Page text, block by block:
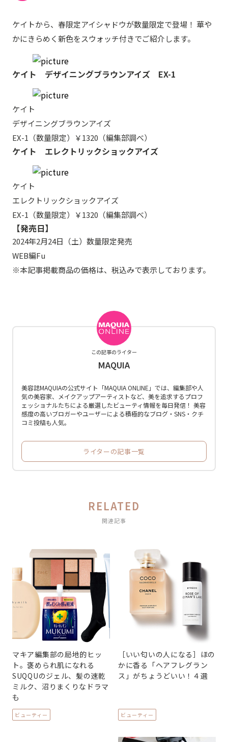
ケイトから、春限定アイシャドウが数量限定で登場！ 華や
かにきらめく新色をスウォッチ付きでご紹介します。
ケイト デザイニングブラウンアイズ EX-1
ケイト
デザイニングブラウンアイズ
EX-1（数量限定）￥1320（編集部調べ）
ケイト エレクトリックショックアイズ
ケイト
エレクトリックショックアイズ
EX-1（数量限定）￥1320（編集部調べ）
【発売日】
2024年2月24日（土）数量限定発売
WEB編Fu
※本記事掲載商品の価格は、税込みで表示しております。
この記事のライター
MAQUIA
美容誌MAQUIAの公式サイト「MAQUIA ONLINE」では、編集部や人
気の美容家、メイクアップアーティストなど、美を追求するプロフ
ェッショナルたちによる厳選したビューティ情報を毎日発信！ 美容
感度の高いブロガーやユーザーによる積極的なブログ・SNS・クチ
コミ投稿も人気。
ライターの記事一覧
RELATED
関連記事
マキア編集部の局地的ヒッ
ト。褒められ肌になれる
SUQQUのジェル、髪の速乾
ミルク、沼りまくりなドラマ
も
ビューティー
［いい匂いの人になる］ほの
かに香る「ヘアフレグラン
ス」がちょうどいい！４選
ビューティー